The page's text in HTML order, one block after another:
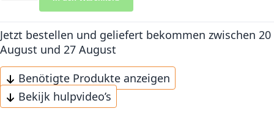
Jetzt bestellen und geliefert bekommen zwischen 20
August und 27 August
Benötigte Produkte anzeigen
Bekijk hulpvideo’s